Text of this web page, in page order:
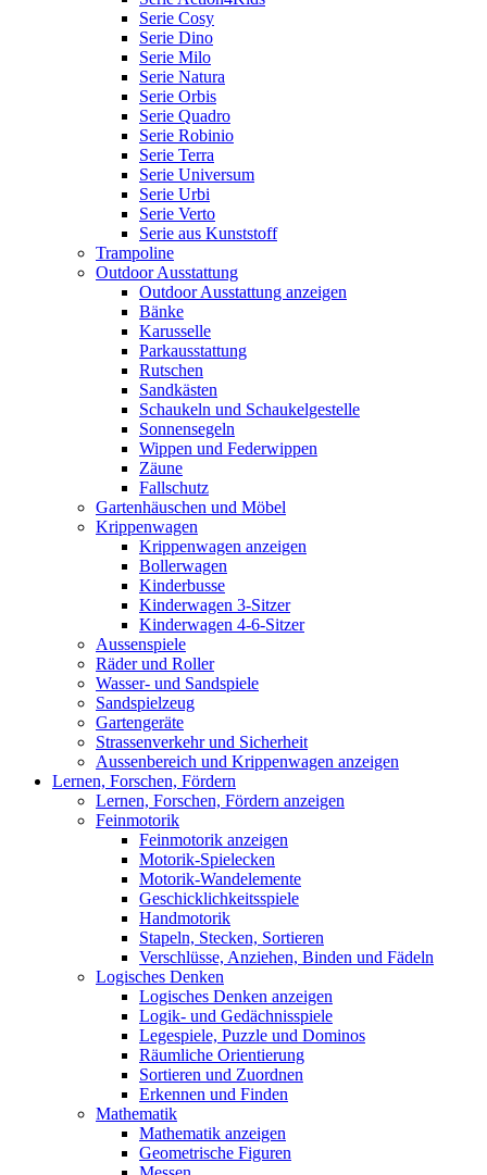
Serie Cosy
Serie Dino
Serie Milo
Serie Natura
Serie Orbis
Serie Quadro
Serie Robinio
Serie Terra
Serie Universum
Serie Urbi
Serie Verto
Serie aus Kunststoff
Trampoline
Outdoor Ausstattung
Outdoor Ausstattung anzeigen
Bänke
Karusselle
Parkausstattung
Rutschen
Sandkästen
Schaukeln und Schaukelgestelle
Sonnensegeln
Wippen und Federwippen
Zäune
Fallschutz
Gartenhäuschen und Möbel
Krippenwagen
Krippenwagen anzeigen
Bollerwagen
Kinderbusse
Kinderwagen 3-Sitzer
Kinderwagen 4-6-Sitzer
Aussenspiele
Räder und Roller
Wasser- und Sandspiele
Sandspielzeug
Gartengeräte
Strassenverkehr und Sicherheit
Aussenbereich und Krippenwagen anzeigen
Lernen, Forschen, Fördern
Lernen, Forschen, Fördern anzeigen
Feinmotorik
Feinmotorik anzeigen
Motorik-Spielecken
Motorik-Wandelemente
Geschicklichkeitsspiele
Handmotorik
Stapeln, Stecken, Sortieren
Verschlüsse, Anziehen, Binden und Fädeln
Logisches Denken
Logisches Denken anzeigen
Logik- und Gedächnisspiele
Legespiele, Puzzle und Dominos
Räumliche Orientierung
Sortieren und Zuordnen
Erkennen und Finden
Mathematik
Mathematik anzeigen
Geometrische Figuren